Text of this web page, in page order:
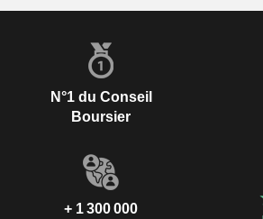
N°1 du Conseil
Boursier
+ 1 300 000